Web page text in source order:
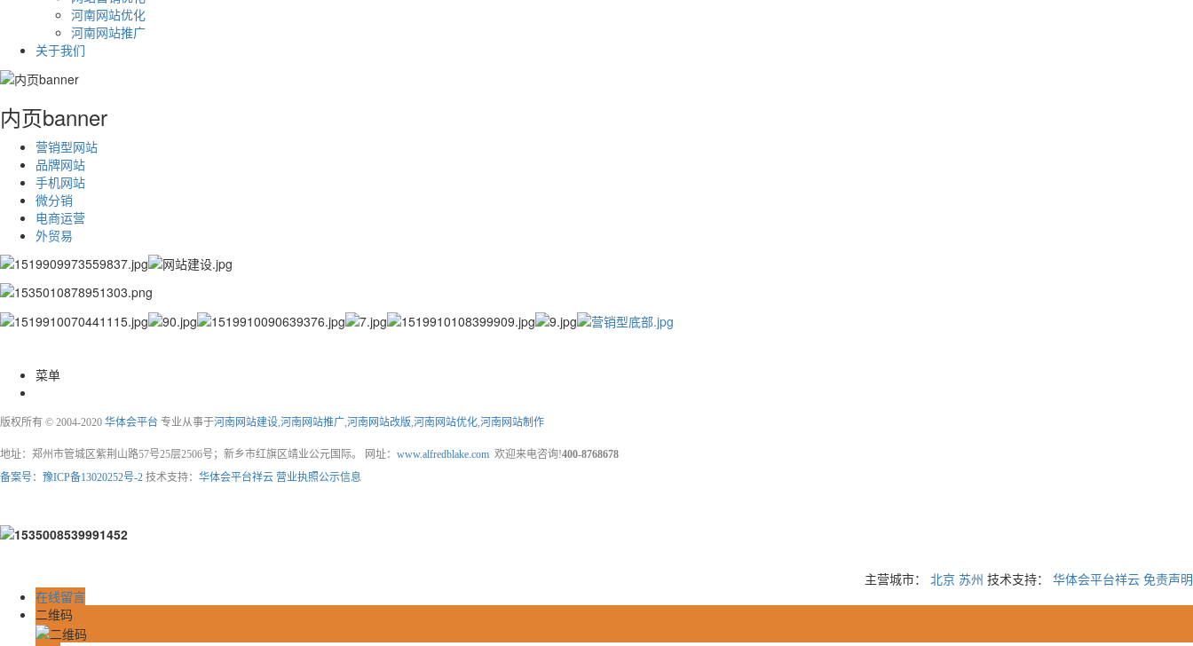
河南网站优化
河南网站推广
关于我们
内页banner
营销型网站
品牌网站
手机网站
微分销
电商运营
外贸易
菜单
版权所有 © 2004-2020 华体会平台 专业从事于河南网站建设 河南网站推广 河南网站改版 河南网站优化 河南网站制作
地址：郑州市管城区紫荆山路57号25层2506号；新乡市红旗区靖业公元国际。 网址： www.alfredblake.com 欢迎来电咨询!400-8768678
备案号：豫ICP备13020252号-2 技术支持： 华体会平台祥云 营业执照公示信息
主营城市： 北京 苏州 技术支持： 华体会平台祥云 免责声明
在线留言
二维码